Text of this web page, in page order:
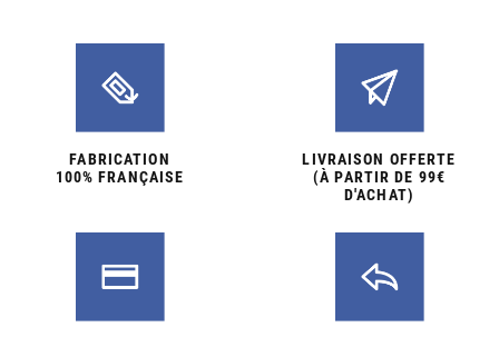
FABRICATION
100% FRANÇAISE
LIVRAISON OFFERTE
(À PARTIR DE 99€
D'ACHAT)